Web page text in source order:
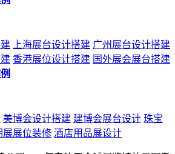
上海展台设计搭建 广州展台设计搭建
香港展位设计搭建 国外展会展台搭建
美博会设计搭建 建博会展台设计 珠宝
展展位装修 酒店用品展设计